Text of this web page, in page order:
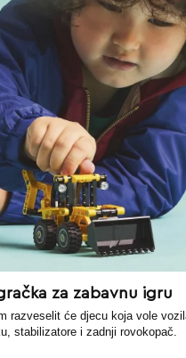
za zabavnu igru
razveselit će djecu koja vole
stabilizatore i zadnji rovokopač.